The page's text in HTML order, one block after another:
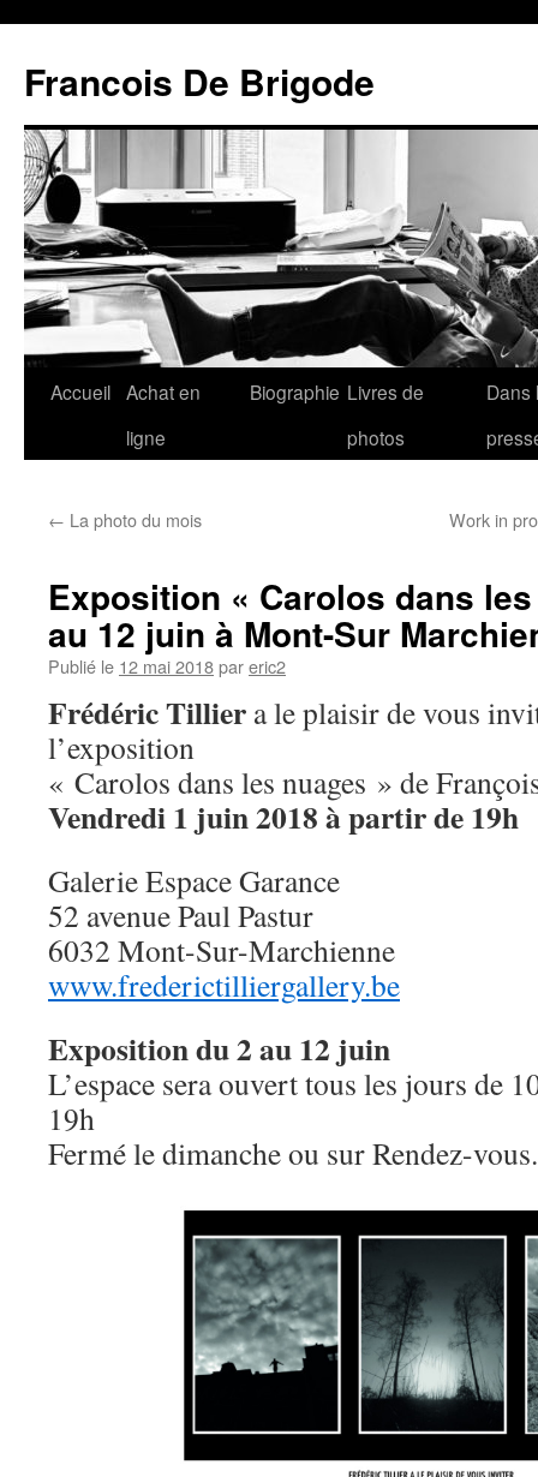
Francois De Brigode
Accueil Achat en
ligne
Biographie Livres de
photos
Dans
← La photo du mois Work in
Exposition « Carolos dans
au 12 juin à Mont-Sur
Publié le 12 mai 2018pareric2
Frédéric Tillier a le plaisir de vous
l’exposition
« Carolos dans les nuages » de
Vendredi 1 juin 2018 à partir de 19h
Galerie Espace Garance
52 avenue Paul Pastur
6032 Mont-Sur-Marchienne
www.frederictilliergallery.be
Exposition du 2 au 12 juin
L’espace sera ouvert tous les jours de
19h
Fermé le dimanche ou sur Rendez-vous.